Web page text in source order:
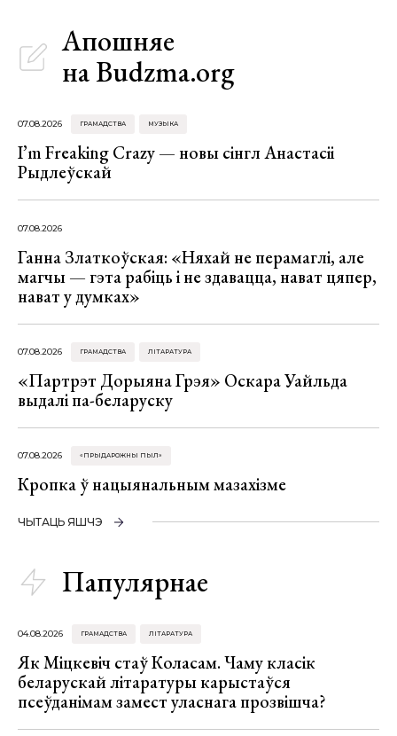
Апошняе
на Budzma.org
07.08.2026 ГРАМАДСТВА МУЗЫКА
I’m Freaking Crazy — новы сінгл Анастасіі
Рыдлеўскай
07.08.2026
Ганна Златкоўская: «Няхай не перамаглі, але
магчы — гэта рабіць і не здавацца, нават цяпер,
нават у думках»
07.08.2026 ГРАМАДСТВА ЛІТАРАТУРА
«Партрэт Дорыяна Грэя» Оскара Уайльда
выдалі па-беларуску
07.08.2026 «ПРЫДАРОЖНЫ ПЫЛ»
Кропка ў нацыянальным мазахізме
ЧЫТАЦЬ ЯШЧЭ
Папулярнае
04.08.2026 ГРАМАДСТВА ЛІТАРАТУРА
Як Міцкевіч стаў Коласам. Чаму класік
беларускай літаратуры карыстаўся
псеўданімам замест уласнага прозвішча?